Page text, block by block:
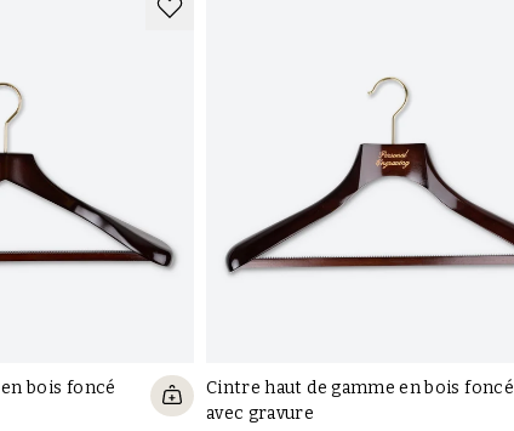
bois foncé
Cintre haut de gamme en bois foncé
avec gravure